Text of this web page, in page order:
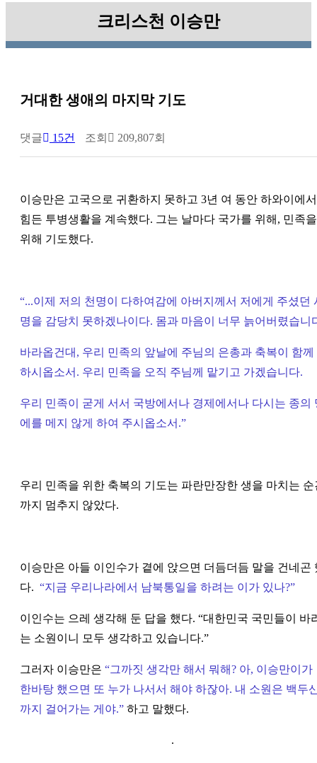
크리스천 이승만
거대한 생애의 마지막 기도
댓글 15건 조회 209,807회
이승만은 고국으로 귀환하지 못하고 3년 여 동안 하와이에서
힘든 투병생활을 계속했다. 그는 날마다 국가를 위해, 민족을
위해 기도했다.
“...이제 저의 천명이 다하여감에 아버지께서 저에게 주셨던
명을 감당치 못하겠나이다. 몸과 마음이 너무 늙어버렸습니
바라옵건대, 우리 민족의 앞날에 주님의 은총과 축복이 함께
하시옵소서. 우리 민족을 오직 주님께 맡기고 가겠습니다.
우리 민족이 굳게 서서 국방에서나 경제에서나 다시는 종의
에를 메지 않게 하여 주시옵소서.”
우리 민족을 위한 축복의 기도는 파란만장한 생을 마치는 순
까지 멈추지 않았다.
이승만은 아들 이인수가 곁에 앉으면 더듬더듬 말을 건네곤
다. “지금 우리나라에서 남북통일을 하려는 이가 있나?”
이인수는 으레 생각해 둔 답을 했다. “대한민국 국민들이 바
는 소원이니 모두 생각하고 있습니다.”
그러자 이승만은 “그까짓 생각만 해서 뭐해? 아, 이승만이가
한바탕 했으면 또 누가 나서서 해야 하잖아. 내 소원은 백두
까지 걸어가는 게야.” 하고 말했다.
.